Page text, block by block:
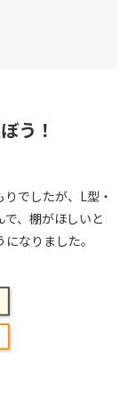
う！
でしたが、L型・
、棚がほしいと
なりました。